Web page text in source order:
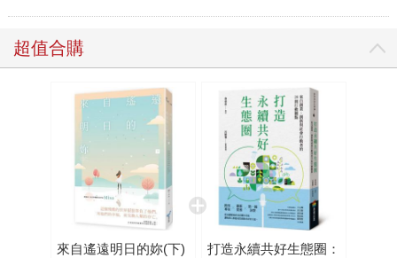
超值合購
來自遙遠明日的妳(下)
打造永續共好生態圈：